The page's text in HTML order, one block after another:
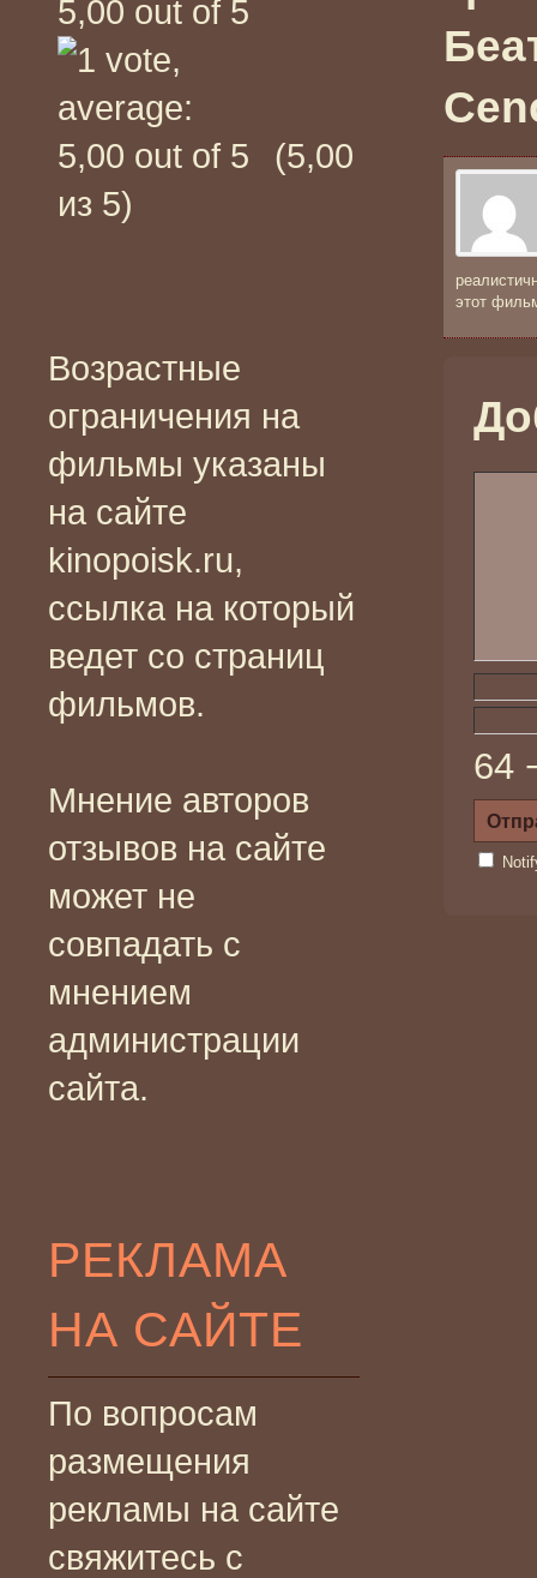
(5,00
из 5)
Возрастные
ограничения на
фильмы указаны
на сайте
kinopoisk.ru,
ссылка на который
ведет со страниц
фильмов.
Мнение авторов
отзывов на сайте
может не
совпадать с
мнением
администрации
сайта.
РЕКЛАМА
НА САЙТЕ
По вопросам
размещения
рекламы на сайте
свяжитесь с
этот
64